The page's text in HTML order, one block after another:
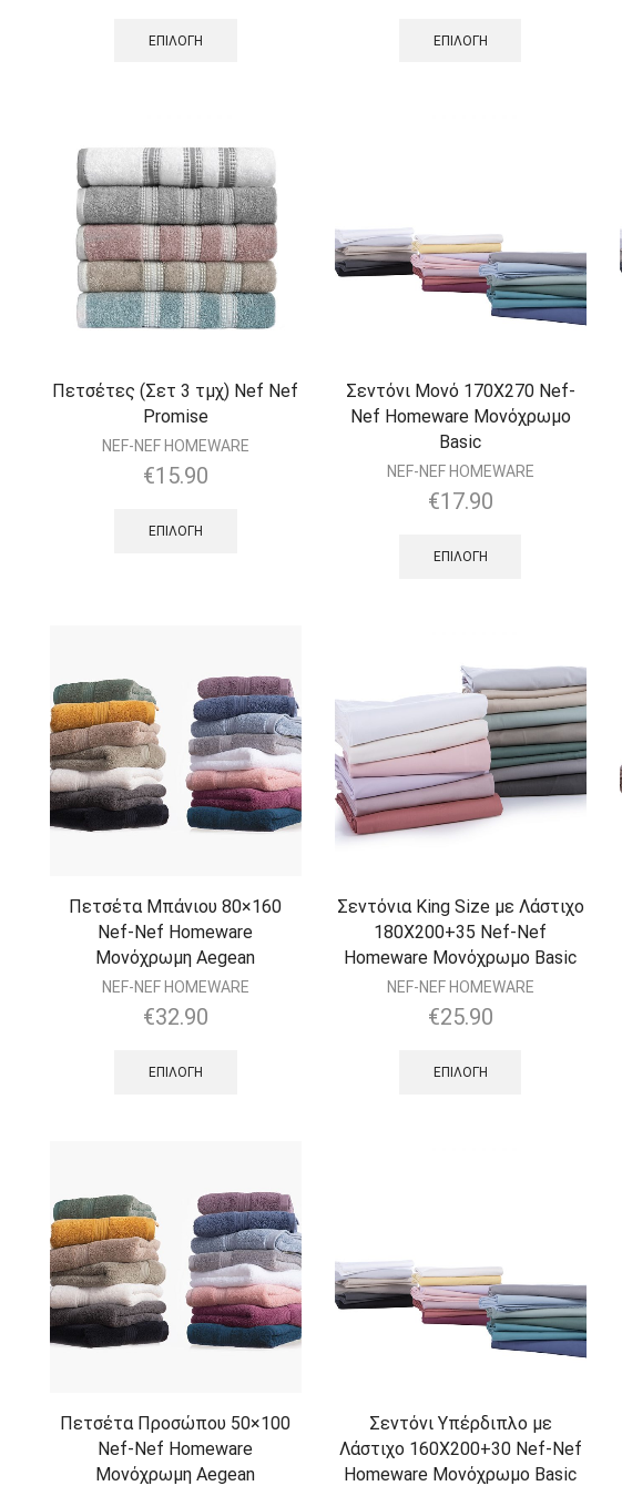
ΕΠΙΛΟΓΉ ΕΠΙΛΟΓΉ
Πετσέτες (Σετ 3 τμχ) Nef Nef
Promise
NEF-NEF HOMEWARE
€15.90
ΕΠΙΛΟΓΉ
Σεντόνι Μονό 170Χ270 Nef-
Nef Homeware Μονόχρωμο
Basic
NEF-NEF HOMEWARE
€17.90
ΕΠΙΛΟΓΉ
Πετσέτα Μπάνιου 80×160
Nef-Nef Homeware
Μονόχρωμη Aegean
NEF-NEF HOMEWARE
€32.90
ΕΠΙΛΟΓΉ
Σεντόνια King Size με Λάστιχο
180Χ200+35 Nef-Nef
Homeware Μονόχρωμο Basic
NEF-NEF HOMEWARE
€25.90
ΕΠΙΛΟΓΉ
Πετσέτα Προσώπου 50×100
Nef-Nef Homeware
Μονόχρωμη Aegean
Σεντόνι Υπέρδιπλο με
Λάστιχο 160Χ200+30 Nef-Nef
Homeware Μονόχρωμο Basic